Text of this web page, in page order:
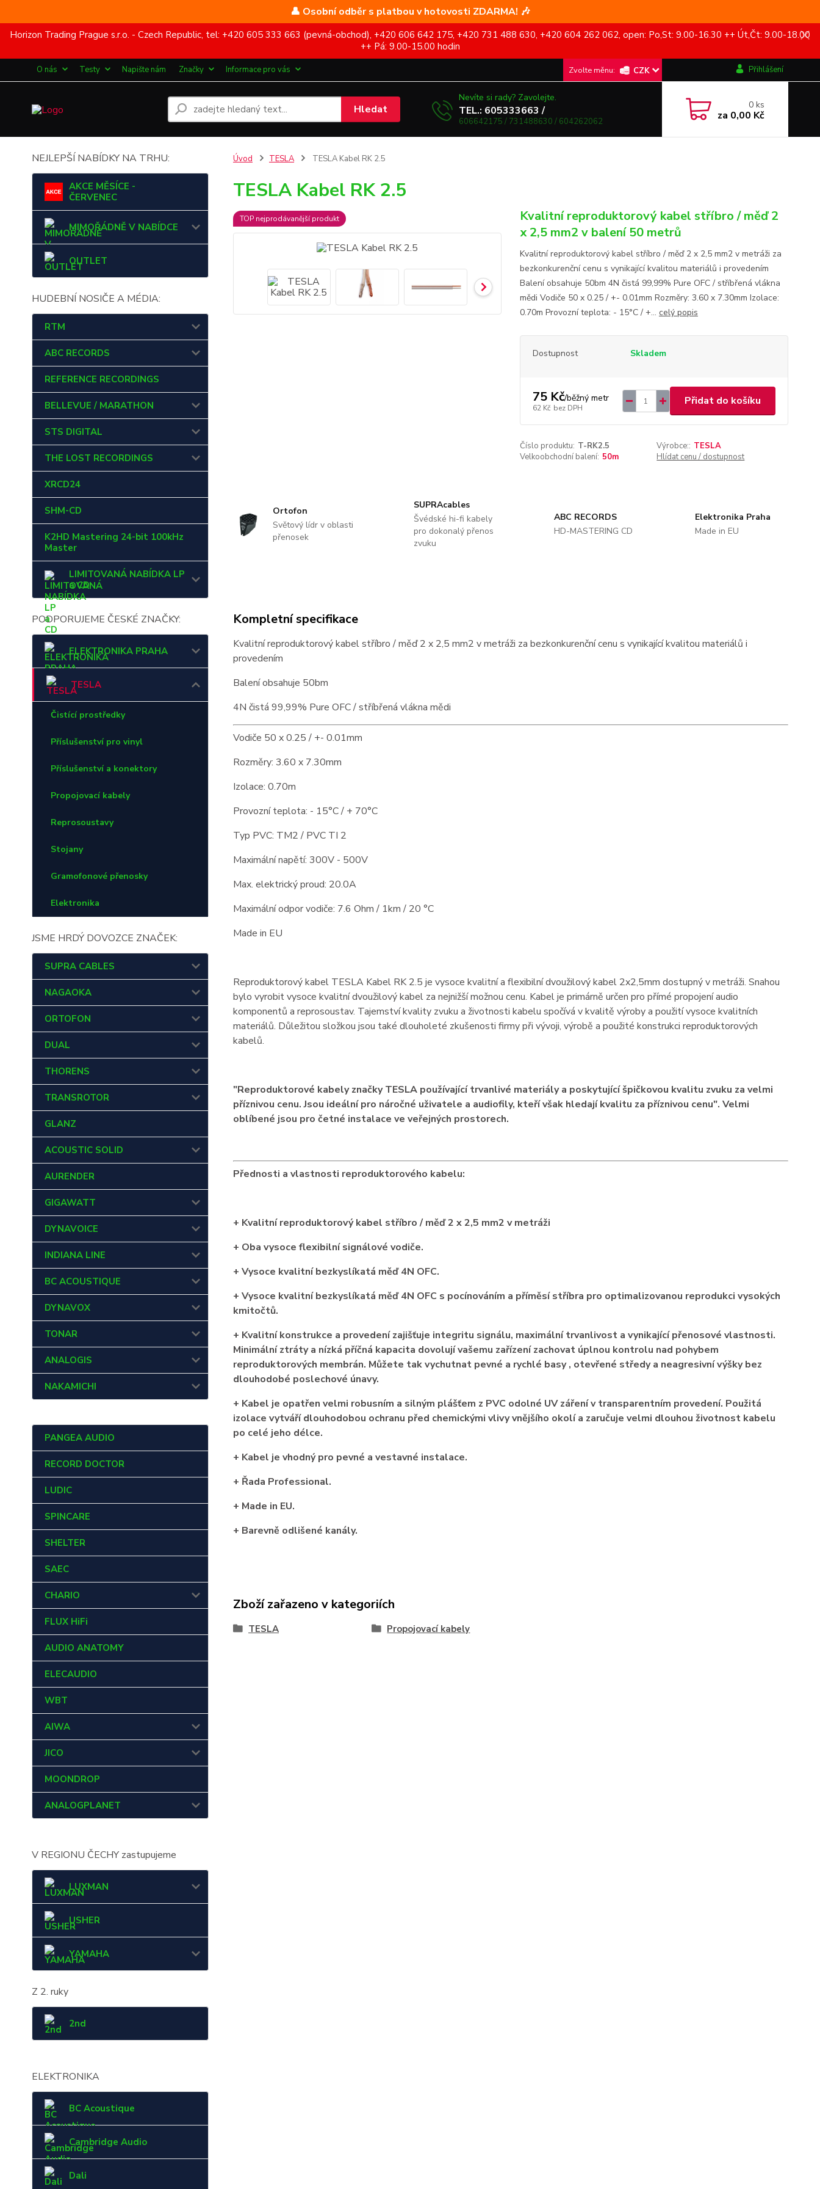
👤 Osobní odběr s platbou v hotovosti ZDARMA! 🎶
Horizon Trading Prague s.r.o. - Czech Republic, tel: +420 605 333 663 (pevná-obchod), +420 606 642 175, +420 731 488 630, +420 604 262 062, open: Po,St: 9.00-16.30 ++ Út,Čt: 9.00-18.00
++ Pá: 9.00-15.00 hodin
O nás Testy Napište nám Značky Informace pro vás CZK Přihlášení
Hledat
Nevíte si rady? Zavolejte.
TEL.: 605333663 /
606642175 / 731488630 / 604262062
0ks
za 0,00 Kč
NEJLEPŠÍ NABÍDKY NA TRHU:
AKCE MĚSÍCE -
ČERVENEC
MIMOŘÁDNĚ V NABÍDCE
OUTLET
HUDEBNÍ NOSIČE A MÉDIA:
RTM
ABC RECORDS
REFERENCE RECORDINGS
BELLEVUE / MARATHON
STS DIGITAL
THE LOST RECORDINGS
XRCD24
SHM-CD
K2HD Mastering 24-bit 100kHz
Master
LIMITOVANÁ NABÍDKA LP
a CD
PODPORUJEME ČESKÉ ZNAČKY:
ELEKTRONIKA PRAHA
TESLA
Čistící prostředky
Příslušenství pro vinyl
Příslušenství a konektory
Propojovací kabely
Reprosoustavy
Stojany
Gramofonové přenosky
Elektronika
JSME HRDÝ DOVOZCE ZNAČEK:
SUPRA CABLES
NAGAOKA
ORTOFON
DUAL
THORENS
TRANSROTOR
GLANZ
ACOUSTIC SOLID
AURENDER
GIGAWATT
DYNAVOICE
INDIANA LINE
BC ACOUSTIQUE
DYNAVOX
TONAR
ANALOGIS
NAKAMICHI
PANGEA AUDIO
RECORD DOCTOR
LUDIC
SPINCARE
SHELTER
SAEC
CHARIO
FLUX HiFi
AUDIO ANATOMY
ELECAUDIO
WBT
AIWA
JICO
MOONDROP
ANALOGPLANET
V REGIONU ČECHY zastupujeme
LUXMAN
USHER
YAMAHA
Z 2. ruky
2nd
ELEKTRONIKA
BC Acoustique
Cambridge Audio
Dali
Úvod TESLA TESLA Kabel RK 2.5
TESLA Kabel RK 2.5
TOP nejprodávanější produkt
Kvalitní reproduktorový kabel stříbro / měď 2
x 2,5 mm2 v balení 50 metrů
Kvalitní reproduktorový kabel stříbro / měď 2 x 2,5 mm2 v metráži za
bezkonkurenční cenu s vynikající kvalitou materiálů i provedením
Balení obsahuje 50bm 4N čistá 99,99% Pure OFC / stříbřená vlákna
mědi Vodiče 50 x 0.25 / +- 0.01mm Rozměry: 3.60 x 7.30mm Izolace:
0.70m Provozní teplota: - 15°C / +... celý popis
Dostupnost Skladem
75 Kč/běžný metr
62 Kč bez DPH
Přidat do košíku
Číslo produktu: T-RK2.5 Výrobce:: TESLA
Velkoobchodní balení: 50m Hlídat cenu / dostupnost
Ortofon
Světový lídr v oblasti
přenosek
SUPRAcables
Švédské hi-fi kabely
pro dokonalý přenos
zvuku
ABC RECORDS
HD-MASTERING CD
Elektronika Praha
Made in EU
Kompletní specifikace
Kvalitní reproduktorový kabel stříbro / měď 2 x 2,5 mm2 v metráži za bezkonkurenční cenu s vynikající kvalitou materiálů i
provedením
Balení obsahuje 50bm
4N čistá 99,99% Pure OFC / stříbřená vlákna mědi
Vodiče 50 x 0.25 / +- 0.01mm
Rozměry: 3.60 x 7.30mm
Izolace: 0.70m
Provozní teplota: - 15°C / + 70°C
Typ PVC: TM2 / PVC TI 2
Maximální napětí: 300V - 500V
Max. elektrický proud: 20.0A
Maximální odpor vodiče: 7.6 Ohm / 1km / 20 °C
Made in EU
Reproduktorový kabel TESLA Kabel RK 2.5 je vysoce kvalitní a flexibilní dvoužilový kabel 2x2,5mm dostupný v metráži. Snahou
bylo vyrobit vysoce kvalitní dvoužilový kabel za nejnižší možnou cenu. Kabel je primárně určen pro přímé propojení audio
komponentů a reprosoustav. Tajemství kvality zvuku a životnosti kabelu spočívá v kvalitě výroby a použití vysoce kvalitních
materiálů. Důležitou složkou jsou také dlouholeté zkušenosti firmy při vývoji, výrobě a použité konstrukci reproduktorových
kabelů.
"Reproduktorové kabely značky TESLA používající trvanlivé materiály a poskytující špičkovou kvalitu zvuku za velmi
příznivou cenu. Jsou ideální pro náročné uživatele a audiofily, kteří však hledají kvalitu za příznivou cenu". Velmi
oblíbené jsou pro četné instalace ve veřejných prostorech.
Přednosti a vlastnosti reproduktorového kabelu:
+ Kvalitní reproduktorový kabel stříbro / měď 2 x 2,5 mm2 v metráži
+ Oba vysoce flexibilní signálové vodiče.
+ Vysoce kvalitní bezkyslíkatá měď 4N OFC.
+ Vysoce kvalitní bezkyslíkatá měď 4N OFC s pocínováním a příměsí stříbra pro optimalizovanou reprodukci vysokých
kmitočtů.
+ Kvalitní konstrukce a provedení zajišťuje integritu signálu, maximální trvanlivost a vynikající přenosové vlastnosti.
Minimální ztráty a nízká příčná kapacita dovolují vašemu zařízení zachovat úplnou kontrolu nad pohybem
reproduktorových membrán. Můžete tak vychutnat pevné a rychlé basy , otevřené středy a neagresivní výšky bez
dlouhodobé poslechové únavy.
+ Kabel je opatřen velmi robusním a silným plášťem z PVC odolné UV záření v transparentním provedení. Použitá
izolace vytváří dlouhodobou ochranu před chemickými vlivy vnějšího okolí a zaručuje velmi dlouhou životnost kabelu
po celé jeho délce.
+ Kabel je vhodný pro pevné a vestavné instalace.
+ Řada Professional.
+ Made in EU.
+ Barevně odlišené kanály.
Zboží zařazeno v kategoriích
TESLA Propojovací kabely